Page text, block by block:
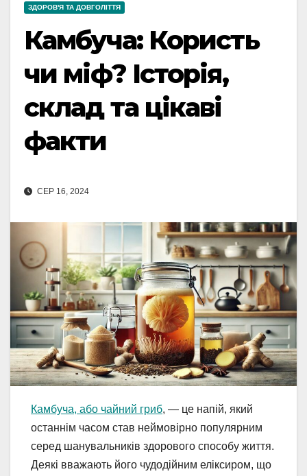
ЗДОРОВ'Я ТА ДОВГОЛІТТЯ
Камбуча: Користь
чи міф? Історія,
склад та цікаві
факти
СЕР 16, 2024
Камбуча, або чайний гриб, — це напій, який
останнім часом став неймовірно популярним
серед шанувальників здорового способу життя.
Деякі вважають його чудодійним еліксиром, що